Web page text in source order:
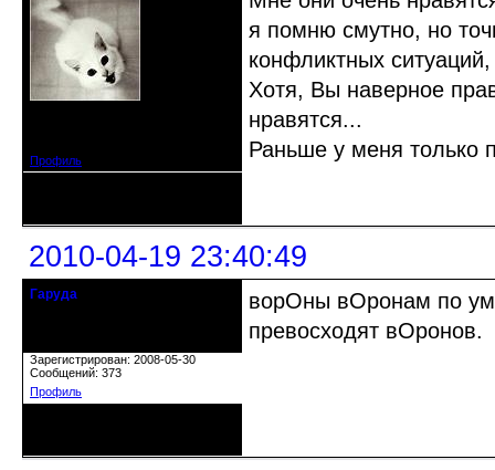
Профиль
я помню смутно, но
конфликтных
Хотя, Вы наверное
нравятся...
Раньше у меня только
2010-04-19 23:40:49
Гаруда
Зарегистрирован: 2008-05-30
Сообщений: 373
Профиль
ворОны вОронам по
превосходят вОронов.